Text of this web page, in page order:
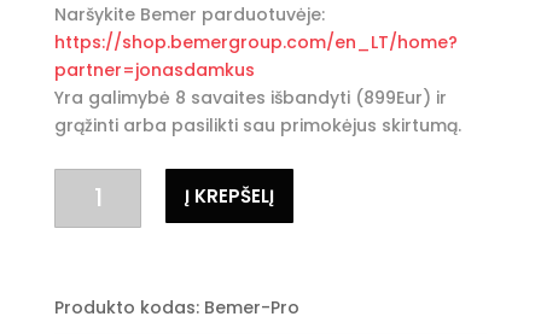
Naršykite Bemer parduotuvėje:
https://shop.bemergroup.com/en_LT/home?
partner=jonasdamkus
Yra galimybė 8 savaites išbandyti (899Eur) ir
grąžinti arba pasilikti sau primokėjus skirtumą.
kiekis:
BEMER
komplektas
Į KREPŠELĮ
Produkto kodas: Bemer-Pro